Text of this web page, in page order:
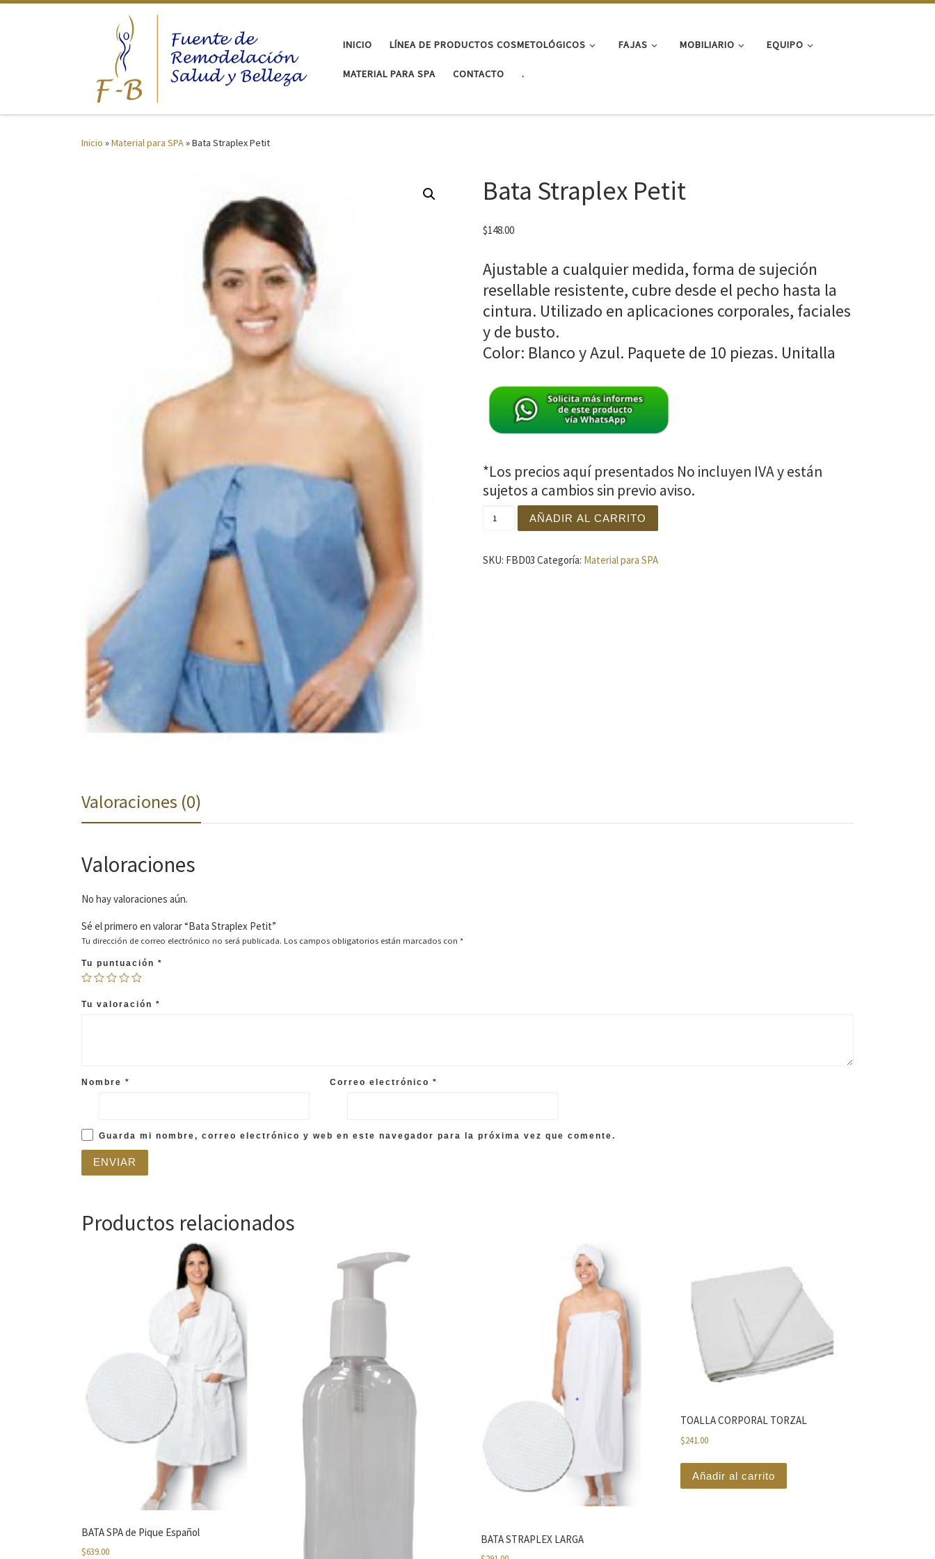
INICIO LÍNEA DE PRODUCTOS COSMETOLÓGICOS FAJAS MOBILIARIO EQUIPO
MATERIAL PARA SPA CONTACTO .
Inicio »Material para SPA»Bata Straplex Petit
Bata Straplex Petit
$148.00
Ajustable a cualquier medida, forma de sujeción
resellable resistente, cubre desde el pecho hasta la
cintura. Utilizado en aplicaciones corporales, faciales
y de busto.
Color: Blanco y Azul. Paquete de 10 piezas. Unitalla
*Los precios aquí presentados No incluyen IVA y están
sujetos a cambios sin previo aviso.
Bata Straplex Petit cantidad
AÑADIR AL CARRITO
SKU: FBD03 Categoría: Material para SPA
Valoraciones (0)
Valoraciones
No hay valoraciones aún.
Sé el primero en valorar “Bata Straplex Petit”
Tu dirección de correo electrónico no será publicada. Los campos obligatorios están marcados con *
Tu puntuación *
Tu valoración *
Nombre * Correo electrónico *
Guarda mi nombre, correo electrónico y web en este navegador para la próxima vez que comente.
Productos relacionados
BATA SPA de Pique Español
$639.00
BATA STRAPLEX LARGA
TOALLA CORPORAL TORZAL
$241.00
Añadir al carrito